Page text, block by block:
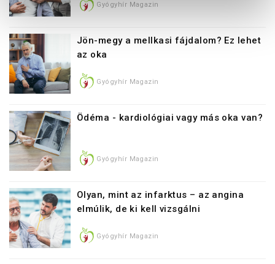
Gyógyhír Magazin
Jön-megy a mellkasi fájdalom? Ez lehet
az oka
Gyógyhír Magazin
Ödéma - kardiológiai vagy más oka van?
Gyógyhír Magazin
Olyan, mint az infarktus – az angina
elmúlik, de ki kell vizsgálni
Gyógyhír Magazin